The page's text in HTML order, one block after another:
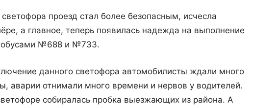
проезд стал более безопасным, исчесла
а главное, теперь появилась надежда на выполнение
№688 и №733.
данного светофора автомобилисты ждали много
аварии отнимали много времени и нервов у водителей.
собиралась пробка выезжающих из района. А